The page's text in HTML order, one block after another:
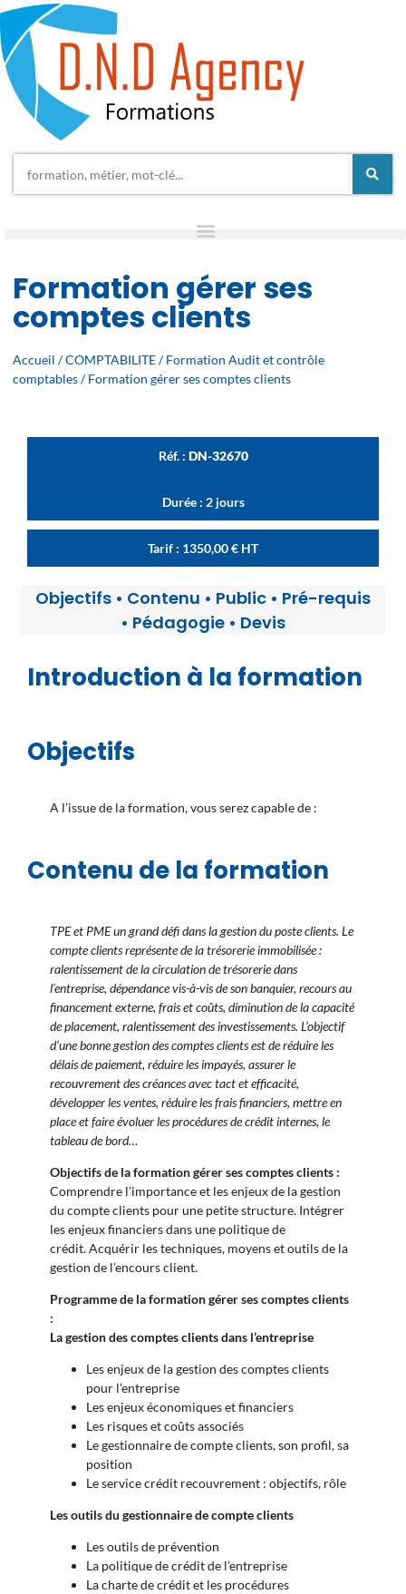
Formation gérer ses
comptes clients
Accueil /COMPTABILITE/Formation Audit et contrôle
comptables/ Formation gérer ses comptes clients
Réf. : DN-32670
Durée : 2 jours
Tarif : 1350,00€ HT
Objectifs • Contenu • Public • Pré-requis
• Pédagogie • Devis
Introduction à la formation
Objectifs
A l’issue de la formation, vous serez capable de :
Contenu de la formation
TPE et PME un grand défi dans la gestion du poste clients. Le
compte clients représente de la trésorerie immobilisée :
ralentissement de la circulation de trésorerie dans
l’entreprise, dépendance vis-à-vis de son banquier, recours au
financement externe, frais et coûts, diminution de la capacité
de placement, ralentissement des investissements. L’objectif
d’une bonne gestion des comptes clients est de réduire les
délais de paiement, réduire les impayés, assurer le
recouvrement des créances avec tact et efficacité,
développer les ventes, réduire les frais financiers, mettre en
place et faire évoluer les procédures de crédit internes, le
tableau de bord…
Objectifs de la formation gérer ses comptes clients :
Comprendre l’importance et les enjeux de la gestion
du compte clients pour une petite structure. Intégrer
les enjeux financiers dans une politique de
crédit. Acquérir les techniques, moyens et outils de la
gestion de l’encours client.
Programme de la formation gérer ses comptes clients
:
La gestion des comptes clients dans l’entreprise
Les enjeux de la gestion des comptes clients
pour l’entreprise
Les enjeux économiques et financiers
Les risques et coûts associés
Le gestionnaire de compte clients, son profil, sa
position
Le service crédit recouvrement : objectifs, rôle
Les outils du gestionnaire de compte clients
Les outils de prévention
La politique de crédit de l’entreprise
La charte de crédit et les procédures